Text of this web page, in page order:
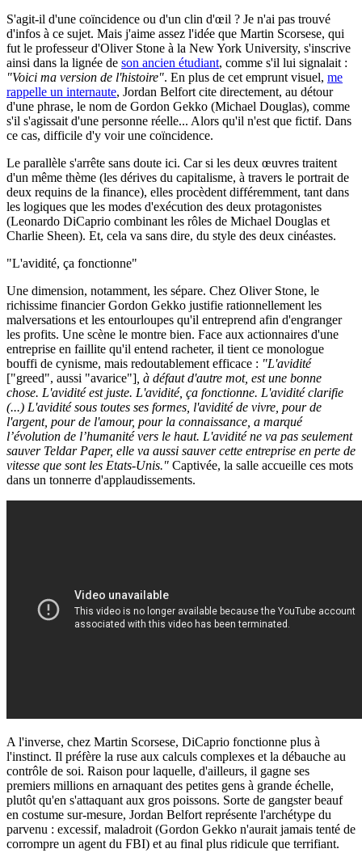
S'agit-il d'une coïncidence ou d'un clin d'œil ? Je n'ai pas trouvé
d'infos à ce sujet. Mais j'aime assez l'idée que Martin Scorsese, qui
fut le professeur d'Oliver Stone à la New York University, s'inscrive
ainsi dans la lignée de son ancien étudiant, comme s'il lui signalait :
"Voici ma version de l'histoire". En plus de cet emprunt visuel, me
rappelle un internaute, Jordan Belfort cite directement, au détour
d'une phrase, le nom de Gordon Gekko (Michael Douglas), comme
s'il s'agissait d'une personne réelle... Alors qu'il n'est que fictif. Dans
ce cas, difficile d'y voir une coïncidence.
Le parallèle s'arrête sans doute ici. Car si les deux œuvres traitent
d'un même thème (les dérives du capitalisme, à travers le portrait de
deux requins de la finance), elles procèdent différemment, tant dans
les logiques que les modes d'exécution des deux protagonistes
(Leonardo DiCaprio combinant les rôles de Michael Douglas et
Charlie Sheen). Et, cela va sans dire, du style des deux cinéastes.
"L'avidité, ça fonctionne"
Une dimension, notamment, les sépare. Chez Oliver Stone, le
richissime financier Gordon Gekko justifie rationnellement les
malversations et les entourloupes qu'il entreprend afin d'engranger
les profits. Une scène le montre bien. Face aux actionnaires d'une
entreprise en faillite qu'il entend racheter, il tient ce monologue
bouffi de cynisme, mais redoutablement efficace : "L'avidité
["greed", aussi "avarice"] , à défaut d'autre mot, est une bonne
chose. L'avidité est juste. L'avidité, ça fonctionne. L'avidité clarifie
(...) L'avidité sous toutes ses formes, l'avidité de vivre, pour de
l'argent, pour de l'amour, pour la connaissance, a marqué
l’évolution de l’humanité vers le haut. L'avidité ne va pas seulement
sauver Teldar Paper, elle va aussi sauver cette entreprise en perte de
vitesse que sont les Etats-Unis." Captivée, la salle accueille ces mots
dans un tonnerre d'applaudissements.
A l'inverse, chez Martin Scorsese, DiCaprio fonctionne plus à
l'instinct. Il préfère la ruse aux calculs complexes et la débauche au
contrôle de soi. Raison pour laquelle, d'ailleurs, il gagne ses
premiers millions en arnaquant des petites gens à grande échelle,
plutôt qu'en s'attaquant aux gros poissons. Sorte de gangster beauf
en costume sur-mesure, Jordan Belfort représente l'archétype du
parvenu : excessif, maladroit (Gordon Gekko n'aurait jamais tenté de
corrompre un agent du FBI) et au final plus ridicule que terrifiant.